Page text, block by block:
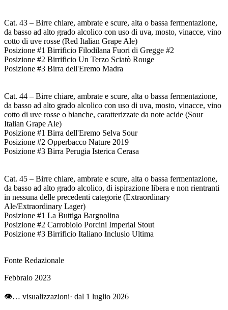
Cat. 43 – Birre chiare, ambrate e scure, alta o bassa fermentazione,
da basso ad alto grado alcolico con uso di uva, mosto, vinacce, vino
cotto di uve rosse (Red Italian Grape Ale)
Posizione #1 Birrificio Filodilana Fuori di Gregge #2
Posizione #2 Birrificio Un Terzo Sciatò Rouge
Posizione #3 Birra dell'Eremo Madra
Cat. 44 – Birre chiare, ambrate e scure, alta o bassa fermentazione,
da basso ad alto grado alcolico con uso di uva, mosto, vinacce, vino
cotto di uve rosse o bianche, caratterizzate da note acide (Sour
Italian Grape Ale)
Posizione #1 Birra dell'Eremo Selva Sour
Posizione #2 Opperbacco Nature 2019
Posizione #3 Birra Perugia Isterica Cerasa
Cat. 45 – Birre chiare, ambrate e scure, alta o bassa fermentazione,
da basso ad alto grado alcolico, di ispirazione libera e non rientranti
in nessuna delle precedenti categorie (Extraordinary
Ale/Extraordinary Lager)
Posizione #1 La Buttiga Bargnolina
Posizione #2 Carrobiolo Porcini Imperial Stout
Posizione #3 Birrificio Italiano Inclusio Ultima
Fonte Redazionale
Febbraio 2023
👁… visualizzazioni· dal 1 luglio 2026